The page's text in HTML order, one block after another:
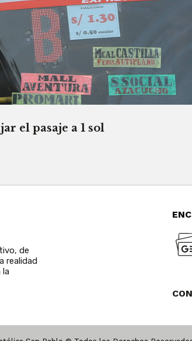
el pasaje a 1 sol
de
realidad
la